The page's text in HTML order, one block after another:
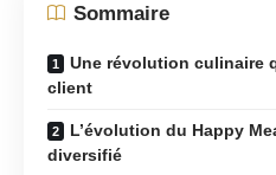
Sommaire
Une révolution culinaire
client
L’évolution du Happy
diversifié